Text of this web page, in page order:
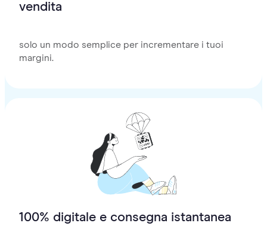
vendita
solo un modo semplice per incrementare i tuoi
margini.
100% digitale e consegna istantanea